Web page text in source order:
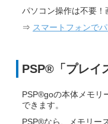
パソコン操作は不要
⇒ スマートフォンで
PSP®「プレイ
PSP®goの本体メモリ
できます。
PSP®なら、メモリー